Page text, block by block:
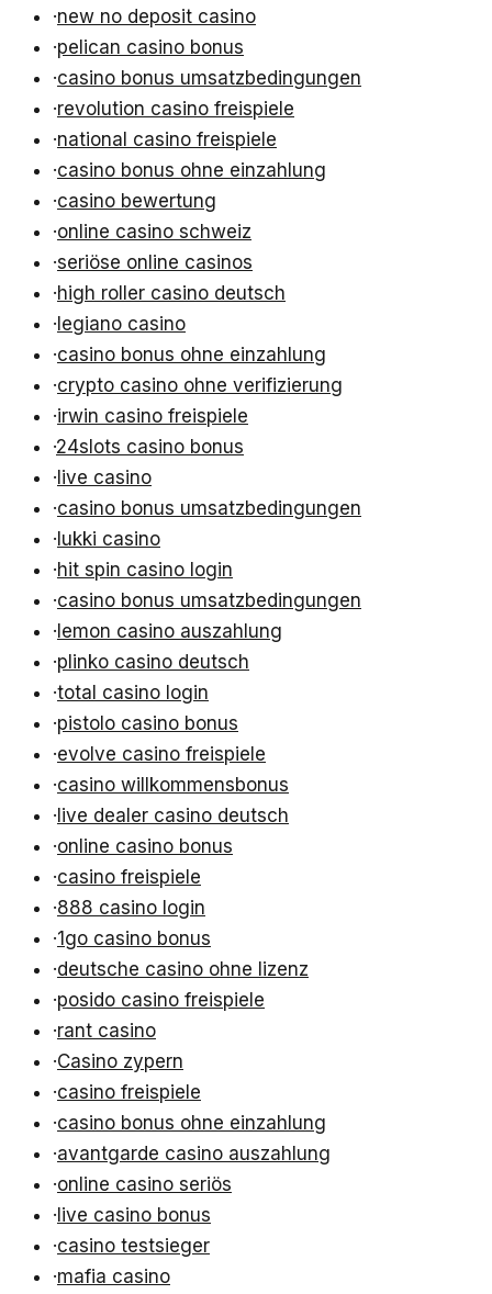
·new no deposit casino
·pelican casino bonus
·casino bonus umsatzbedingungen
·revolution casino freispiele
·national casino freispiele
·casino bonus ohne einzahlung
·casino bewertung
·online casino schweiz
·seriöse online casinos
·high roller casino deutsch
·legiano casino
·casino bonus ohne einzahlung
·crypto casino ohne verifizierung
·irwin casino freispiele
·24slots casino bonus
·live casino
·casino bonus umsatzbedingungen
·lukki casino
·hit spin casino login
·casino bonus umsatzbedingungen
·lemon casino auszahlung
·plinko casino deutsch
·total casino login
·pistolo casino bonus
·evolve casino freispiele
·casino willkommensbonus
·live dealer casino deutsch
·online casino bonus
·casino freispiele
·888 casino login
·1go casino bonus
·deutsche casino ohne lizenz
·posido casino freispiele
·rant casino
·Casino zypern
·casino freispiele
·casino bonus ohne einzahlung
·avantgarde casino auszahlung
·online casino seriös
·live casino bonus
·casino testsieger
·mafia casino